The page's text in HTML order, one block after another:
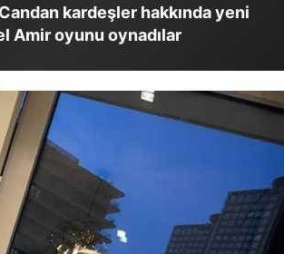
kardeşler hakkında yeni
Amir oyunu oynadılar